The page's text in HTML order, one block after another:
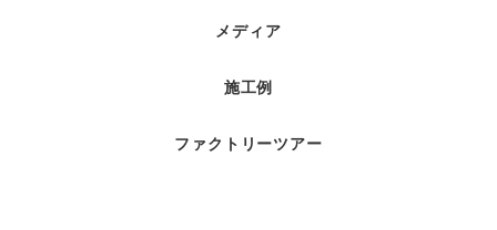
メディア
施工例
ファクトリーツアー